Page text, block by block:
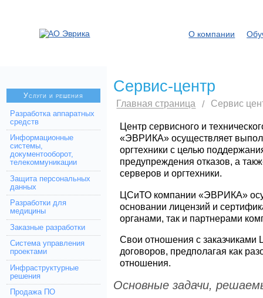
О компании
Услуги и решения
Разработка аппаратных
средств
Информационные
системы,
документооборот,
телекоммуникации
Защита персональных
данных
Разработки для
медицины
Заказные разработки
Система управления
проектами
Инфраструктурные
решения
Продажа ПО
Сервис-центр
Главная страница / Сервис
Центр сервисного и
«ЭВРИКА» осуществляет
оргтехники с целью
предупреждения отказов, а
серверов и оргтехники.
ЦСиТО компании «ЭВРИКА»
основании лицензий и
органами, так и партнерами
Свои отношения с
договоров, предполагая как
отношения.
Основные задачи,